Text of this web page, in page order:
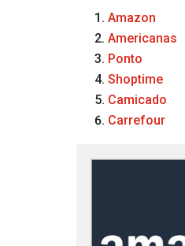
Amazon
Americanas
Ponto
Shoptime
Camicado
Carrefour